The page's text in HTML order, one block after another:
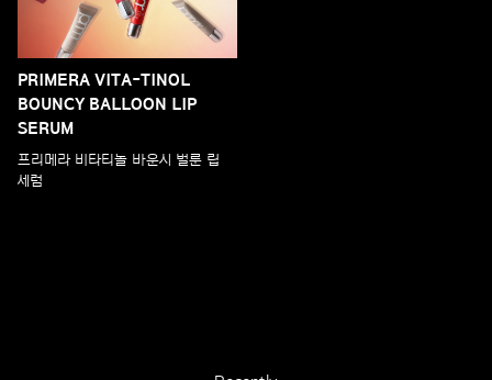
PRIMERA VITA-TINOL
BOUNCY BALLOON LIP
SERUM
프리메라 비타티놀 바운시 벌룬 립
세럼